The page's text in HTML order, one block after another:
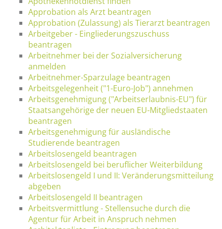
Approbation als Arzt beantragen
Approbation (Zulassung) als Tierarzt beantragen
Arbeitgeber - Eingliederungszuschuss
beantragen
Arbeitnehmer bei der Sozialversicherung
anmelden
Arbeitnehmer-Sparzulage beantragen
Arbeitsgelegenheit ("1-Euro-Job") annehmen
Arbeitsgenehmigung ("Arbeitserlaubnis-EU") für
Staatsangehörige der neuen EU-Mitgliedstaaten
beantragen
Arbeitsgenehmigung für ausländische
Studierende beantragen
Arbeitslosengeld beantragen
Arbeitslosengeld bei beruflicher Weiterbildung
Arbeitslosengeld I und II: Veränderungsmitteilung
abgeben
Arbeitslosengeld II beantragen
Arbeitsvermittlung - Stellensuche durch die
Agentur für Arbeit in Anspruch nehmen